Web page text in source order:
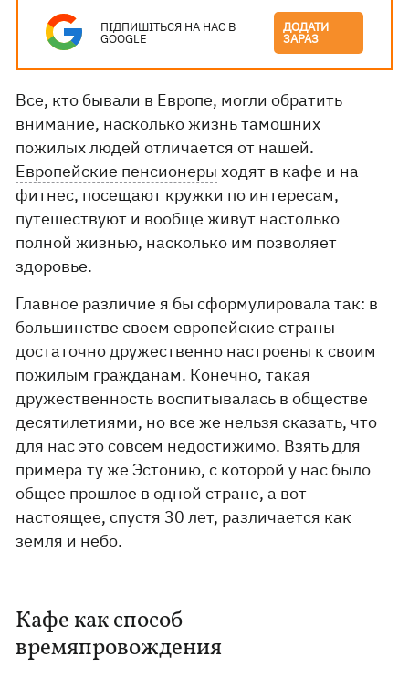
ПІДПИШІТЬСЯ НА НАС В
GOOGLE
ДОДАТИ
ЗАРАЗ
Все, кто бывали в Европе, могли обратить
внимание, насколько жизнь тамошних
пожилых людей отличается от нашей.
Европейские пенсионеры ходят в кафе и на
фитнес, посещают кружки по интересам,
путешествуют и вообще живут настолько
полной жизнью, насколько им позволяет
здоровье.
Главное различие я бы сформулировала так: в
большинстве своем европейские страны
достаточно дружественно настроены к своим
пожилым гражданам. Конечно, такая
дружественность воспитывалась в обществе
десятилетиями, но все же нельзя сказать, что
для нас это совсем недостижимо. Взять для
примера ту же Эстонию, с которой у нас было
общее прошлое в одной стране, а вот
настоящее, спустя 30 лет, различается как
земля и небо.
Кафе как способ
времяпровождения